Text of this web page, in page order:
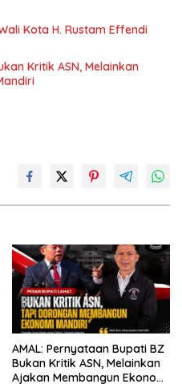
Kota H. Rustam Effendi
Kritik ASN, Melainkan
AMAL: Pernyataan Bupati BZ
Bukan Kritik ASN, Melainkan
Ajakan Membangun Ekonomi